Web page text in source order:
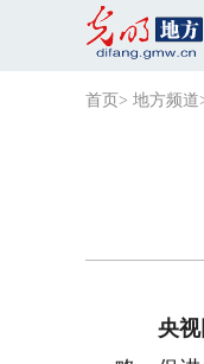
首页 > 地方频道
央视